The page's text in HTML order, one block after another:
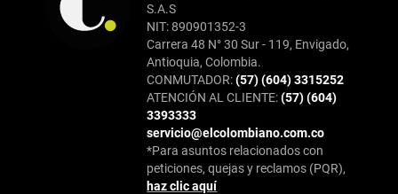
S.A.S
NIT: 890901352-3
Carrera 48 N° 30 Sur - 119, Envigado,
Antioquia, Colombia.
CONMUTADOR:(57) (604) 3315252
ATENCIÓN AL CLIENTE:(57) (604)
3393333
servicio@elcolombiano.com.co
*Para asuntos relacionados con
peticiones, quejas y reclamos (PQR),
haz clic aquí